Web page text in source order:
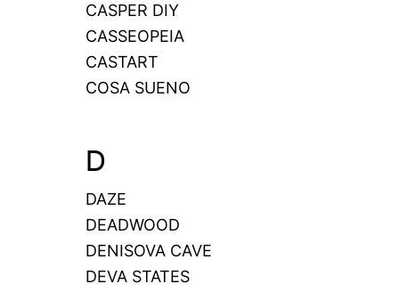
CASPER DIY
CASSEOPEIA
CASTART
COSA SUENO
D
DAZE
DEADWOOD
DENISOVA CAVE
DEVA STATES